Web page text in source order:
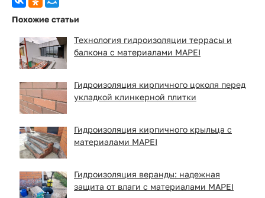
Похожие статьи
Технология гидроизоляции террасы и
балкона с материалами MAPEI
Гидроизоляция кирпичного цоколя перед
укладкой клинкерной плитки
Гидроизоляция кирпичного крыльца с
материалами MAPEI
Гидроизоляция веранды: надежная
защита от влаги с материалами MAPEI